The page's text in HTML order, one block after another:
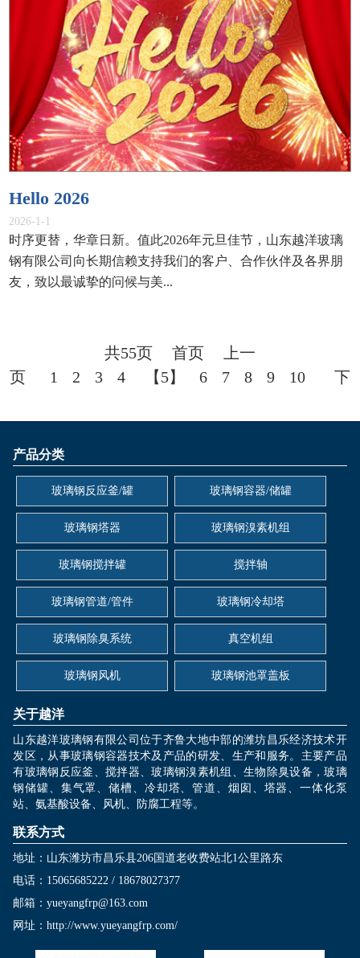
Hello 2026
2026-1-1
时序更替，华章日新。值此2026年元旦佳节，山东越洋玻璃
钢有限公司向长期信赖支持我们的客户、合作伙伴及各界朋
友，致以最诚挚的问候与美...
共55页 首页
上一
页
1 2 3 4 【5】 6 7 8 9 10
下
产品分类
玻璃钢反应釜/罐 玻璃钢容器/储罐
玻璃钢塔器 玻璃钢溴素机组
玻璃钢搅拌罐 搅拌轴
玻璃钢管道/管件 玻璃钢冷却塔
玻璃钢除臭系统 真空机组
玻璃钢风机 玻璃钢池罩盖板
关于越洋
山东越洋玻璃钢有限公司位于齐鲁大地中部的潍坊昌乐经济技术开
发区，从事玻璃钢容器技术及产品的研发、生产和服务。主要产品
有玻璃钢反应釜、搅拌器、玻璃钢溴素机组、生物除臭设备，玻璃
钢储罐、集气罩、储槽、冷却塔、管道、烟囱、塔器、一体化泵
站、氨基酸设备、风机、防腐工程等。
联系方式
地址：山东潍坊市昌乐县206国道老收费站北1公里路东
电话：15065685222 / 18678027377
邮箱：yueyangfrp@163.com
网址：http://www.yueyangfrp.com/